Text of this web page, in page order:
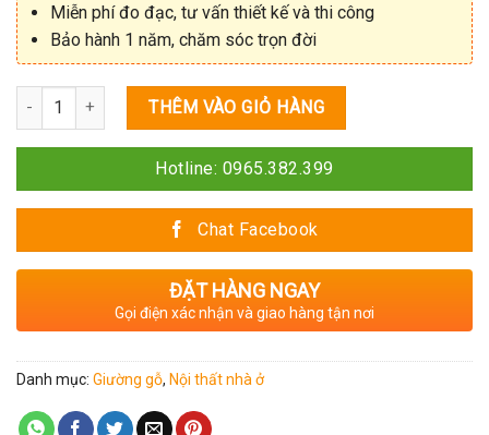
Miễn phí đo đạc, tư vấn thiết kế và thi công
Bảo hành 1 năm, chăm sóc trọn đời
Số lượng THÊM VÀO GIỎ HÀNG
Hotline: 0965.382.399
Chat Facebook
ĐẶT HÀNG NGAY
Gọi điện xác nhận và giao hàng tận nơi
Danh mục: Giường gỗ, Nội thất nhà ở